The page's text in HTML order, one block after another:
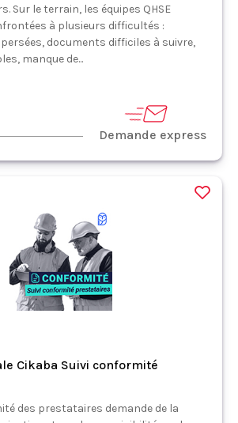
Sur le terrain, les équipes QHSE
à plusieurs difficultés :
documents difficiles à suivre,
manque de...
Demande express
Cikaba Suivi conformité
des prestataires demande de la